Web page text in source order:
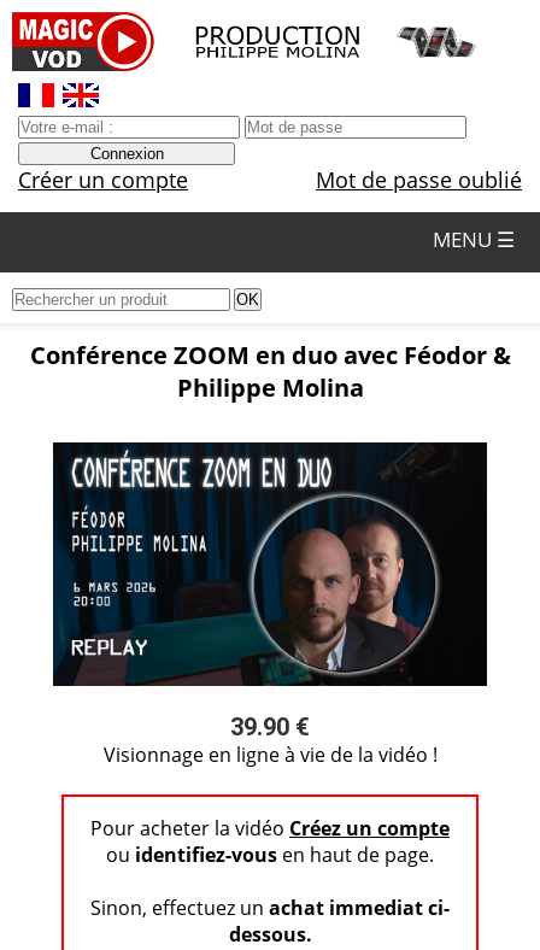
Créer un compte Mot de passe oublié
MENU ☰
Conférence ZOOM en duo avec Féodor &
Philippe Molina
39.90 €
Visionnage en ligne à vie de la vidéo !
Pour acheter la vidéo Créez un compte
ou identifiez-vous en haut de page.
Sinon, effectuez un achat immediat ci-
dessous.